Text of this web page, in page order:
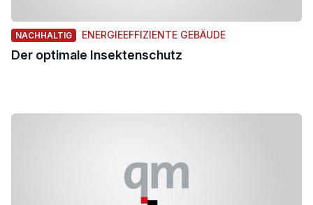
NACHHALTIG ENERGIEEFFIZIENTE GEBÄUDE
Der optimale Insektenschutz